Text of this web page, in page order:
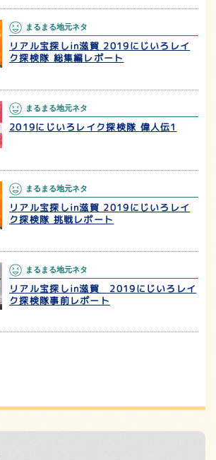
まるまる地元ネタ
リアル宝探しin滋賀 2019にじいろレイ
ク探検隊 総集編レポート
まるまる地元ネタ
2019にじいろレイク探検隊 偉人伝1
まるまる地元ネタ
リアル宝探しin滋賀 2019にじいろレイ
ク探検隊 挑戦レポート
まるまる地元ネタ
リアル宝探しin滋賀 2019にじいろレイ
ク探検隊事前レポート